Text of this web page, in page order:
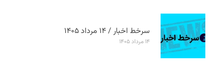
سرخط اخبار / ۱۴ مرداد ۱۴۰۵
۱۴ مرداد ۱۴۰۵